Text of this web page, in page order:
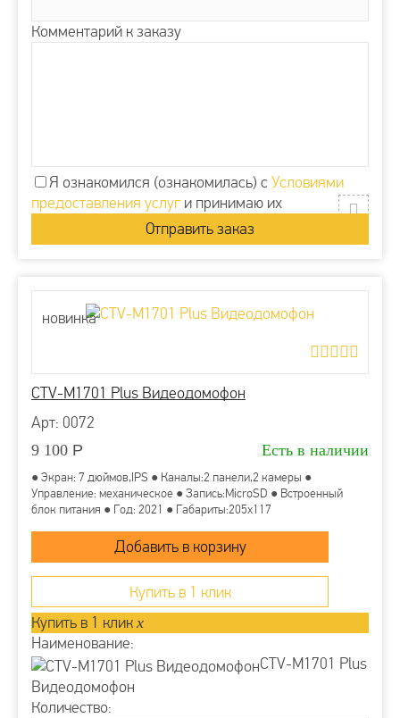
Комментарий к заказу
Я ознакомился (ознакомилась) с Условиями
предоставления услуги принимаю их
новинка
CTV-M1701 Plus Видеодомофон
Арт: 0072
9 100 Р Есть в наличии
● Экран: 7 дюймов,IPS ● Каналы:2 панели,2 камеры ●
Управление: механическое ● Запись:MicroSD ● Встроенный
блок питания ● Год: 2021 ● Габариты:205x117
Купить в 1 клик
Купить в 1 клик x
Наименование:
CTV-M1701 Plus
Видеодомофон
Количество: